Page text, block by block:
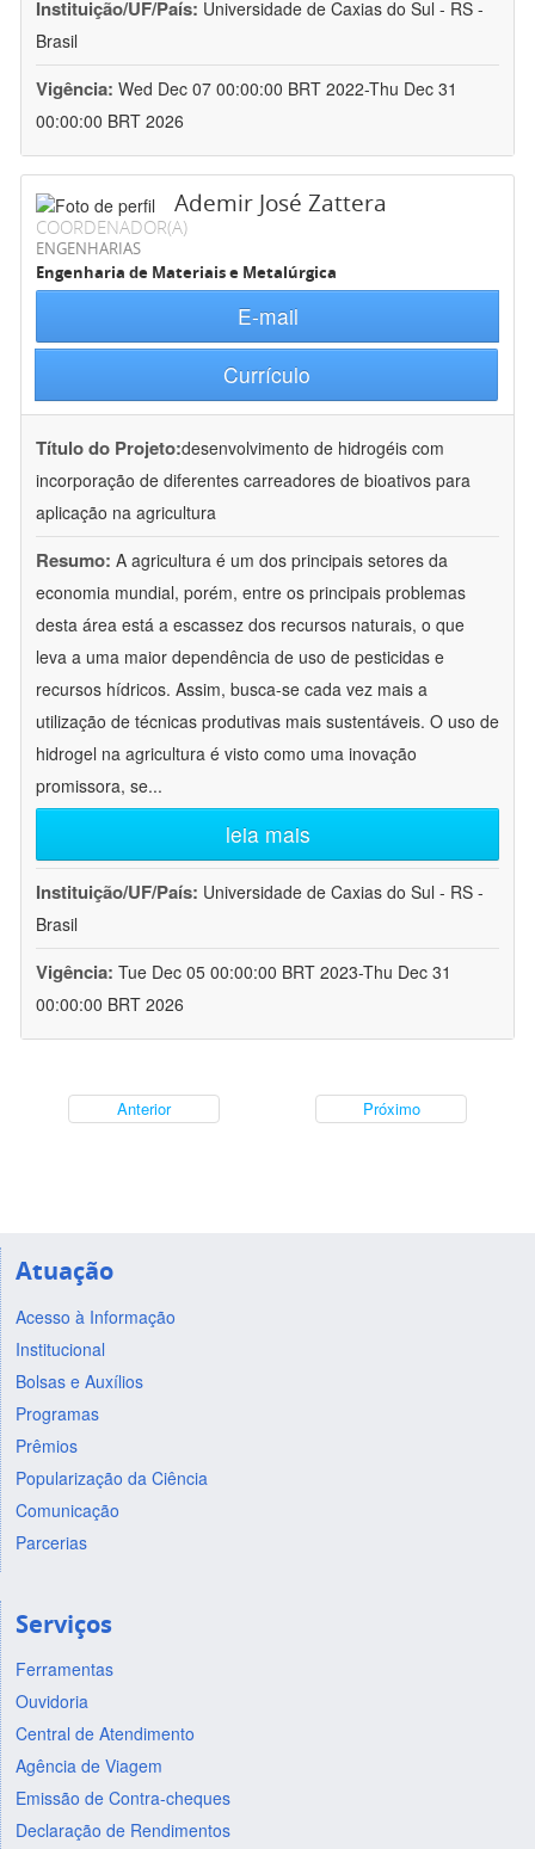
Instituição/UF/País: Universidade de Caxias do Sul - RS -
Brasil
Vigência: Wed Dec 07 00:00:00 BRT 2022-Thu Dec 31
00:00:00 BRT 2026
Ademir José Zattera
COORDENADOR(A)
ENGENHARIAS
Engenharia de Materiais e Metalúrgica
E-mail
Currículo
Título do Projeto:desenvolvimento de hidrogéis com
incorporação de diferentes carreadores de bioativos para
aplicação na agricultura
Resumo: A agricultura é um dos principais setores da
economia mundial, porém, entre os principais problemas
desta área está a escassez dos recursos naturais, o que
leva a uma maior dependência de uso de pesticidas e
recursos hídricos. Assim, busca-se cada vez mais a
utilização de técnicas produtivas mais sustentáveis. O uso de
hidrogel na agricultura é visto como uma inovação
promissora, se...
leia mais
Instituição/UF/País: Universidade de Caxias do Sul - RS -
Brasil
Vigência: Tue Dec 05 00:00:00 BRT 2023-Thu Dec 31
00:00:00 BRT 2026
Anterior Próximo
Atuação
Acesso à Informação
Institucional
Bolsas e Auxílios
Programas
Prêmios
Popularização da Ciência
Comunicação
Parcerias
Serviços
Ferramentas
Ouvidoria
Central de Atendimento
Agência de Viagem
Emissão de Contra-cheques
Declaração de Rendimentos